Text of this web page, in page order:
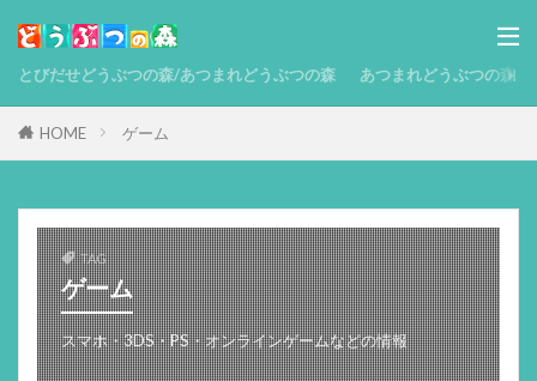
とびだせどうぶつの森/あつまれどうぶつの森 あつまれどうぶつの森
HOME ゲーム
TAG
ゲーム
スマホ・3DS・PS・オンラインゲームなどの情報